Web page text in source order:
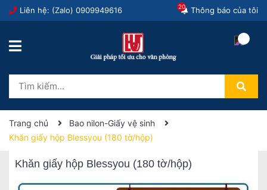
Liên hệ: (Zalo) 0909949616 Thông báo của tôi
20
Trang chủ
Bao nilon-Giấy vệ sinh
Khăn giấy hộp Blessyou (180 tờ/hộp)
Khăn giấy hộp Blessyou (180 tờ/hộp)